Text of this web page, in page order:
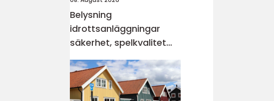
Belysning
idrottsanläggningar
säkerhet, spelkvalitet
och smartare underhåll